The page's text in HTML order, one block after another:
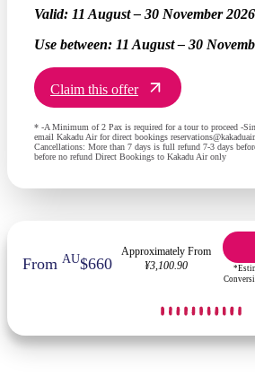
Valid: 11 August – 30 November 2026
Use between: 11 August – 30
Claim this offer
* -A Minimum of 2 Pax is required for a tour to proceed -
email Kakadu Air for direct bookings
Cancellations: More than 7 days is full refund 7-3 days
before no refund Direct Bookings to Kakadu Air only
FromAU$660
Approximately From
¥3,100.90